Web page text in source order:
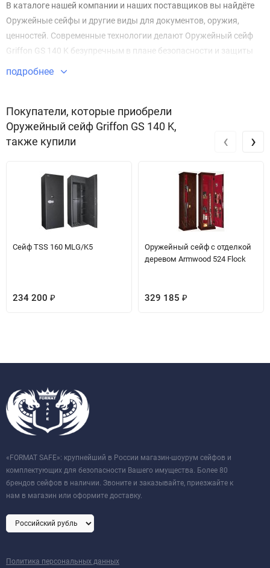
В каталоге нашей компании и наших поставщиков вы найдёте
Оружейные сейфы и другие виды для документов, оружия,
ценностей. Современные технологии делают Оружейный сейф
Griffon GS 140 K безупречным в плане безопасности и защиты
имущества.
подробнее
Покупатели, которые приобрели
Оружейный сейф Griffon GS 140 K,
также купили
Сейф TSS 160 MLG/K5
234 200 ₽
Оружейный сейф с отделкой
деревом Armwood 524 Flock
329 185 ₽
‹ ›
«FORMAT SAFE»: крупнейший в России магазин-шоурум сейфов и
комплектующих для безопасности Вашего имущества. Более 80
брендов сейфов в наличии. Звоните и заказывайте, приезжайте к
нам в магазин или оформите доставку.
Политика персональных данных